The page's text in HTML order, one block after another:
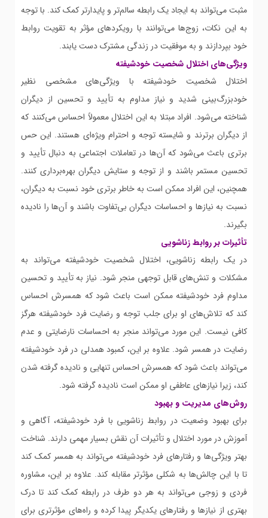
مثبت می‌تواند به ایجاد یک رابطه سالم‌تر و پایدارتر کمک کند. با توجه
به این نکات، زوج‌ها می‌توانند با رویکردهای مؤثر به تقویت روابط
خود بپردازند و به موفقیت در زندگی مشترک دست یابند.
ویژگی‌های اختلال شخصیت خودشیفته
اختلال شخصیت خودشیفته با ویژگی‌های مشخصی نظیر
خودبزرگ‌بینی شدید و نیاز مداوم به تأیید و تحسین از دیگران
شناخته می‌شود. افراد مبتلا به این اختلال معمولاً احساس می‌کنند که
از دیگران برترند و شایسته توجه و احترام ویژه‌ای هستند. این حس
برتری باعث می‌شود که آن‌ها در تعاملات اجتماعی به دنبال تأیید و
تحسین مستمر باشند و از توجه و ستایش دیگران بهره‌برداری کنند.
همچنین، این افراد ممکن است به خاطر برتری خود نسبت به دیگران،
نسبت به نیازها و احساسات دیگران بی‌تفاوت باشند و آن‌ها را نادیده
بگیرند.
تأثیرات بر روابط زناشویی
در یک رابطه زناشویی، اختلال شخصیت خودشیفته می‌تواند به
مشکلات و تنش‌های قابل توجهی منجر شود. نیاز به تأیید و تحسین
مداوم فرد خودشیفته ممکن است باعث شود که همسرش احساس
کند که تلاش‌های او برای جلب توجه و رضایت فرد خودشیفته هرگز
کافی نیست. این مورد می‌تواند منجر به احساسات نارضایتی و عدم
رضایت در همسر شود. علاوه بر این، کمبود همدلی در فرد خودشیفته
می‌تواند باعث شود که همسرش احساس تنهایی و نادیده گرفته شدن
کند، زیرا نیازهای عاطفی او ممکن است نادیده گرفته شود.
روش‌های مدیریت و بهبود
برای بهبود وضعیت در روابط زناشویی با فرد خودشیفته، آگاهی و
آموزش در مورد اختلال و تأثیرات آن نقش بسیار مهمی دارند. شناخت
بهتر ویژگی‌ها و رفتارهای فرد خودشیفته می‌تواند به همسر کمک کند
تا با این چالش‌ها به شکلی مؤثرتر مقابله کند. علاوه بر این، مشاوره
فردی و زوجی می‌تواند به هر دو طرف در رابطه کمک کند تا درک
بهتری از نیازها و رفتارهای یکدیگر پیدا کرده و راه‌های مؤثرتری برای